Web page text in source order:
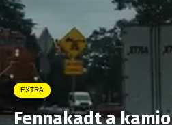
EXTRA
Fennakadt a